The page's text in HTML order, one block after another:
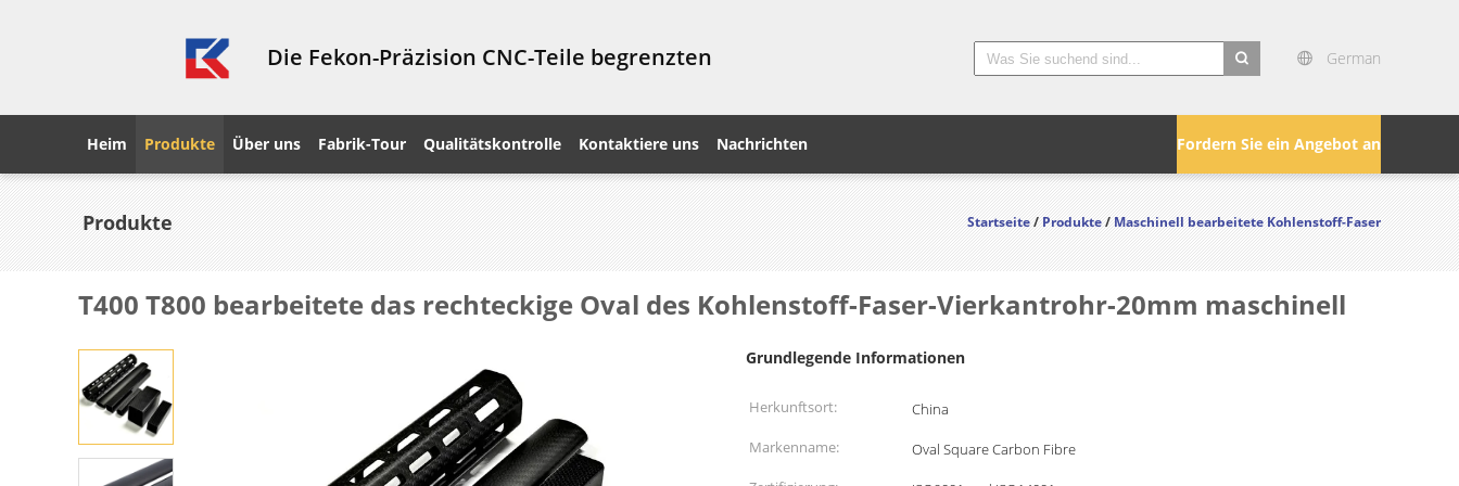
Die Fekon-Präzision CNC-Teile begrenzten German
Fordern Sie ein Angebot an
Heim Produkte Über uns Fabrik-Tour Qualitätskontrolle Kontaktiere uns Nachrichten
Produkte Startseite/Produkte/Maschinell bearbeitete Kohlenstoff-Faser
T400 T800 bearbeitete das rechteckige Oval des Kohlenstoff-Faser-Vierkantrohr-20mm maschinell
Grundlegende Informationen
Herkunftsort:
China
Markenname:
Oval Square Carbon Fibre